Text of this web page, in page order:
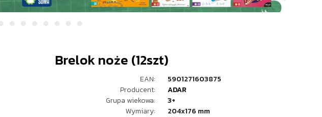
Brelok noże (12szt)
EAN:
5901271603875
Producent:
ADAR
Grupa wiekowa:
3+
Wymiary:
204x176 mm